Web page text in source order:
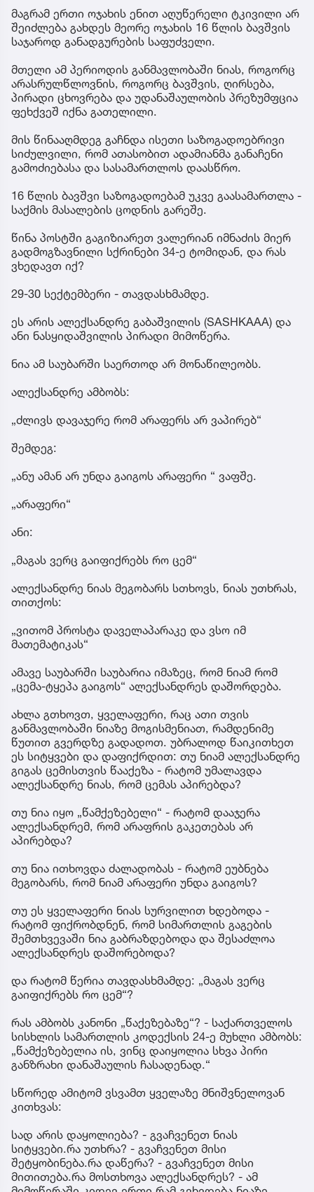
მაგრამ ერთი ოჯახის ენით აღუწერელი ტკივილი არ
შეიძლება გახდეს მეორე ოჯახის 16 წლის ბავშვის
საჯაროდ განადგურების საფუძველი.
მთელი ამ პერიოდის განმავლობაში ნიას, როგორც
არასრულწლოვნის, როგორც ბავშვის, ღირსება,
პირადი ცხოვრება და უდანაშაულობის პრეზუმფცია
ფეხქვეშ იქნა გათელილი.
მის წინააღმდეგ გაჩნდა ისეთი საზოგადოებრივი
სიძულვილი, რომ ათასობით ადამიანმა განაჩენი
გამოძიებასა და სასამართლოს დაასწრო.
16 წლის ბავშვი საზოგადოებამ უკვე გაასამართლა -
საქმის მასალების ცოდნის გარეშე.
წინა პოსტში გაგიზიარეთ ვალერიან იმნაძის მიერ
გადმოგზავნილი სქრინები 34-ე ტომიდან, და რას
ვხედავთ იქ?
29-30 სექტემბერი - თავდასხმამდე.
ეს არის ალექსანდრე გაბაშვილის (SASHKAAA) და
ანი ნასყიდაშვილის პირადი მიმოწერა.
ნია ამ საუბარში საერთოდ არ მონაწილეობს.
ალექსანდრე ამბობს:
„ძლივს დავაჯერე რომ არაფერს არ ვაპირებ“
შემდეგ:
„ანუ ამან არ უნდა გაიგოს არაფერი “ ვაფშე.
„არაფერი“
ანი:
„მაგას ვერც გაიფიქრებს რო ცემ“
ალექსანდრე ნიას მეგობარს სთხოვს, ნიას უთხრას,
თითქოს:
„ვითომ პროსტა დაველაპარაკე და ვსო იმ
მათემატიკას“
ამავე საუბარში საუბარია იმაზეც, რომ ნიამ რომ
„ცემა-ტყეპა გაიგოს“ ალექსანდრეს დაშორდება.
ახლა გთხოვთ, ყველაფერი, რაც ათი თვის
განმავლობაში ნიაზე მოგისმენიათ, რამდენიმე
წუთით გვერდზე გადადოთ. უბრალოდ წაიკითხეთ
ეს სიტყვები და დაფიქრდით: თუ ნიამ ალექსანდრე
გიგას ცემისთვის წააქეზა - რატომ უმალავდა
ალექსანდრე ნიას, რომ ცემას აპირებდა?
თუ ნია იყო „წამქეზებელი“ - რატომ დააჯერა
ალექსანდრემ, რომ არაფრის გაკეთებას არ
აპირებდა?
თუ ნია ითხოვდა ძალადობას - რატომ ეუბნება
მეგობარს, რომ ნიამ არაფერი უნდა გაიგოს?
თუ ეს ყველაფერი ნიას სურვილით ხდებოდა -
რატომ ფიქრობდნენ, რომ სიმართლის გაგების
შემთხვევაში ნია გაბრაზდებოდა და შესაძლოა
ალექსანდრეს დაშორებოდა?
და რატომ წერია თავდასხმამდე: „მაგას ვერც
გაიფიქრებს რო ცემ“?
რას ამბობს კანონი „წაქეზებაზე“? - საქართველოს
სისხლის სამართლის კოდექსის 24-ე მუხლი ამბობს:
„წამქეზებელია ის, ვინც დაიყოლია სხვა პირი
განზრახი დანაშაულის ჩასადენად.“
სწორედ ამიტომ ვსვამთ ყველაზე მნიშვნელოვან
კითხვას:
სად არის დაყოლიება? - გვაჩვენეთ ნიას
სიტყვები.რა უთხრა? - გვაჩვენეთ მისი
შეტყობინება.რა დაწერა? - გვაჩვენეთ მისი
მითითება.რა მოსთხოვა ალექსანდრეს? - ამ